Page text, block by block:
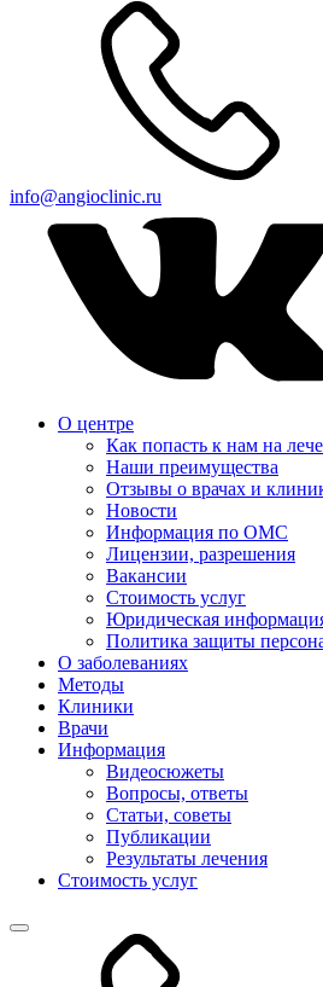
info@angioclinic.ru
О центре
Как попасть к нам на
Наши преимущества
Отзывы о врачах и
Новости
Информация по ОМС
Лицензии, разрешения
Вакансии
Стоимость услуг
Юридическая
Политика защиты
О заболеваниях
Методы
Клиники
Врачи
Информация
Видеосюжеты
Вопросы, ответы
Статьи, советы
Публикации
Результаты лечения
Стоимость услуг